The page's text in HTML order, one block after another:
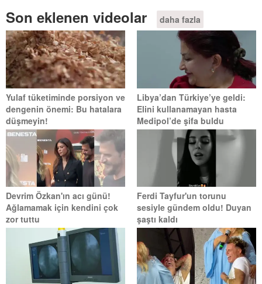
Son eklenen videolar daha fazla
Yulaf tüketiminde porsiyon ve
dengenin önemi: Bu hatalara
düşmeyin!
Libya’dan Türkiye’ye geldi:
Elini kullanamayan hasta
Medipol’de şifa buldu
Devrim Özkan'ın acı günü!
Ağlamamak için kendini çok
zor tuttu
Ferdi Tayfur'un torunu
sesiyle gündem oldu! Duyan
şaştı kaldı